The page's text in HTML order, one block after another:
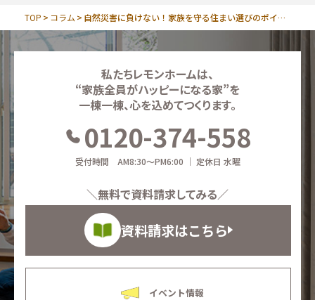
TOP コラム 自然災害に負けない！家族を守る住まい選びのポイント
私たちレモンホームは、
“家族全員がハッピーになる家”を
一棟一棟、心を込めてつくります。
0120-374-558
受付時間 AM8:30～PM6:00 ｜ 定休日 水曜
＼無料で資料請求してみる／
資料請求はこちら
イベント情報